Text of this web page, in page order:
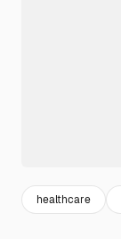
healthcare